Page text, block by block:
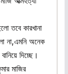
তবে কারখানা
না,এমনি অনেক
দিচ্ছে।
মাজির